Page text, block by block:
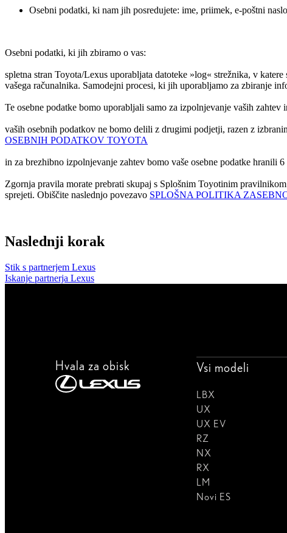
Osebni podatki, ki nam jih posredujete: ime, priimek, e-poštni
Osebni podatki, ki jih zbiramo o vas:
spletna stran Toyota/Lexus uporabljata datoteke »log« strežnika, v
vašega računalnika. Samodejni procesi, ki jih uporabljamo za zbiranje
Te osebne podatke bomo uporabljali samo za izpolnjevanje vaših
vaših osebnih podatkov ne bomo delili z drugimi podjetji, razen z
OSEBNIH PODATKOV TOYOTA
in za brezhibno izpolnjevanje zahtev bomo vaše osebne podatke hranili
Zgornja pravila morate prebrati skupaj s Splošnim Toyotinim
sprejeti. Obiščite naslednjo povezavo SPLOŠNA POLITIKA
Naslednji korak
Stik s partnerjem Lexus
Iskanje partnerja Lexus
Hvala za obisk Vsi modeli
LBX
UX
UX EV
RZ
NX
RX
LM
Novi ES